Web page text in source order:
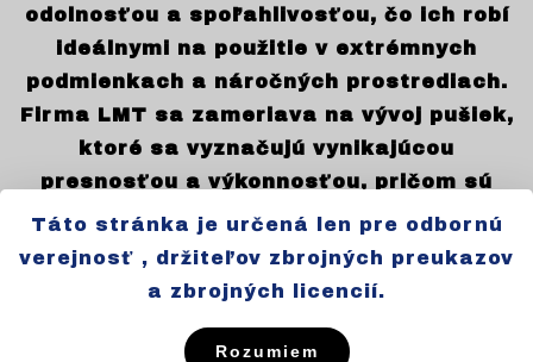
odolnosťou a spoľahlivosťou, čo ich robí
ideálnymi na použitie v extrémnych
podmienkach a náročných prostrediach.
Firma LMT sa zameriava na vývoj pušiek,
ktoré sa vyznačujú vynikajúcou
presnosťou a výkonnosťou, pričom sú
obľúbené medzi profesionálnymi
vojenskými a policajnými jednotkami.
Zbrane LMT sú vyrobené z kvalitných
odolnosť proti opotrebeniu, čo
Táto stránka je určená len pre odbornú
verejnosť , držiteľov zbrojných preukazov
a zbrojných licencií.
Rozumiem